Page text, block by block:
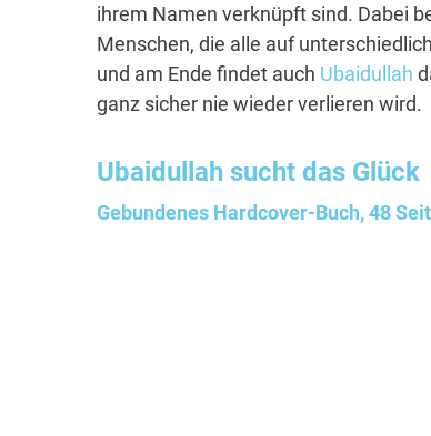
ihrem Namen verknüpft sind. Dabei
Menschen, die alle auf
und am Ende findet auch Ubaidullah
ganz sicher nie wieder verlieren wird.
Ubaidullah sucht das Glück
Gebundenes Hardcover-Buch, 48